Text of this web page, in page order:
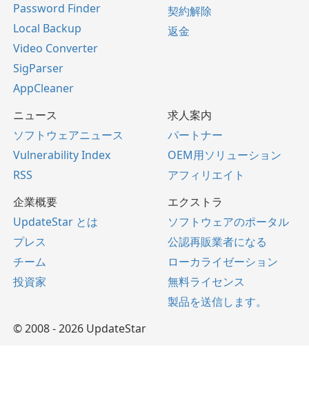
Password Finder
Local Backup
Video Converter
SigParser
AppCleaner
契約解除
返金
ニュース
ソフトウェアニュース
Vulnerability Index
RSS
求人案内
パートナー
OEM用ソリューション
アフィリエイト
企業概要
UpdateStar とは
プレス
チーム
投資家
エクストラ
ソフトウェアのポータル
公認再販業者になる
ローカライゼーション
無料ライセンス
製品を送信します。
© 2008 - 2026 UpdateStar